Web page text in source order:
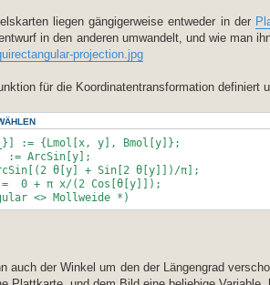
liegen gängigerweise entweder in der
in den anderen umwandelt, und wie man
projection.jpg
für die Koordinatentransformation definiert
:= {Lmol[x, y], Bmol[y]};
:= ArcSin[y];
θ[y] + Sin[2 θ[y]])/π];
0 + π x/(2 Cos[θ[y]]);
<> Mollweide *)
auch der Winkel um den der Längengrad